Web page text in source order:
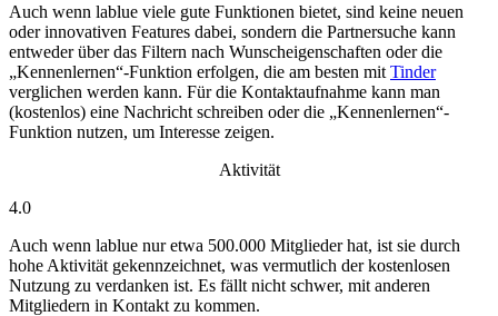
Auch wenn lablue viele gute Funktionen bietet, sind keine neuen
oder innovativen Features dabei, sondern die Partnersuche kann
entweder über das Filtern nach Wunscheigenschaften oder die
„Kennenlernen“-Funktion erfolgen, die am besten mit Tinder
verglichen werden kann. Für die Kontaktaufnahme kann man
(kostenlos) eine Nachricht schreiben oder die „Kennenlernen“-
Funktion nutzen, um Interesse zeigen.
Aktivität
4.0
Auch wenn lablue nur etwa 500.000 Mitglieder hat, ist sie durch
hohe Aktivität gekennzeichnet, was vermutlich der kostenlosen
Nutzung zu verdanken ist. Es fällt nicht schwer, mit anderen
Mitgliedern in Kontakt zu kommen.